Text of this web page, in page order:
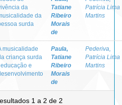
da
da
surda
Tatiane
Ribeiro
Morais
de
Patrícia Lima
Martins
musicalidade
criança surda
educação e
Paula,
Tatiane
Ribeiro
Morais
de
Pederiva,
Patrícia Lima
Martins
1 a 2 de 2